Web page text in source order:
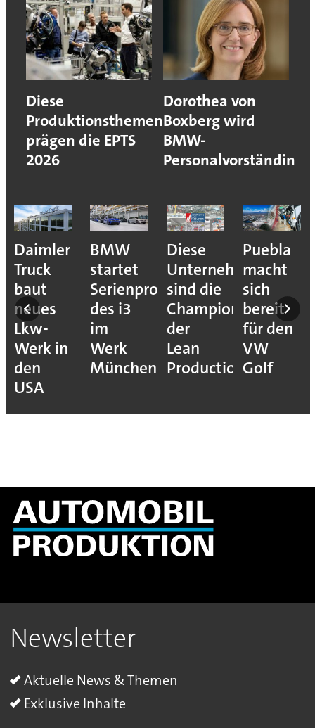
Diese
Produktionsthemen
prägen die EPTS
2026
Dorothea von
Boxberg wird
BMW-
Personalvorständin
Daimler
Truck
baut
neues
Lkw-
Werk in
den
USA
BMW
startet
Serienproduktion
des i3
im
Werk
München
Diese
Unternehmen
sind die
Champions
der
Lean
Production
Puebla
macht
sich
bereit
für den
VW
Golf
Newsletter
Aktuelle News & Themen
Exklusive Inhalte